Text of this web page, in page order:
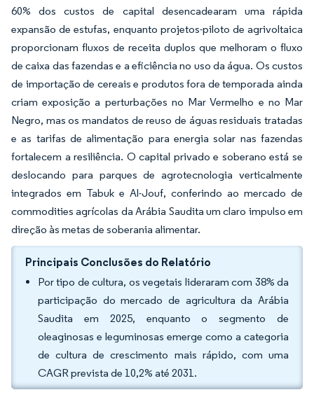
60% dos custos de capital desencadearam uma rápida
expansão de estufas, enquanto projetos-piloto de agrivoltaica
proporcionam fluxos de receita duplos que melhoram o fluxo
de caixa das fazendas e a eficiência no uso da água. Os custos
de importação de cereais e produtos fora de temporada ainda
criam exposição a perturbações no Mar Vermelho e no Mar
Negro, mas os mandatos de reuso de águas residuais tratadas
e as tarifas de alimentação para energia solar nas fazendas
fortalecem a resiliência. O capital privado e soberano está se
deslocando para parques de agrotecnologia verticalmente
integrados em Tabuk e Al-Jouf, conferindo ao mercado de
commodities agrícolas da Arábia Saudita um claro impulso em
direção às metas de soberania alimentar.
Principais Conclusões do Relatório
Por tipo de cultura, os vegetais lideraram com 38% da
participação do mercado de agricultura da Arábia
Saudita em 2025, enquanto o segmento de
oleaginosas e leguminosas emerge como a categoria
de cultura de crescimento mais rápido, com uma
CAGR prevista de 10,2% até 2031.